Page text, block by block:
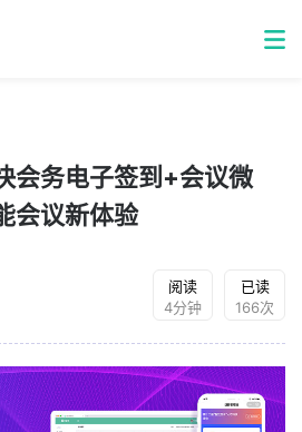
会务电子签到+会议微
会议新体验
阅读
4分钟
已读
166次